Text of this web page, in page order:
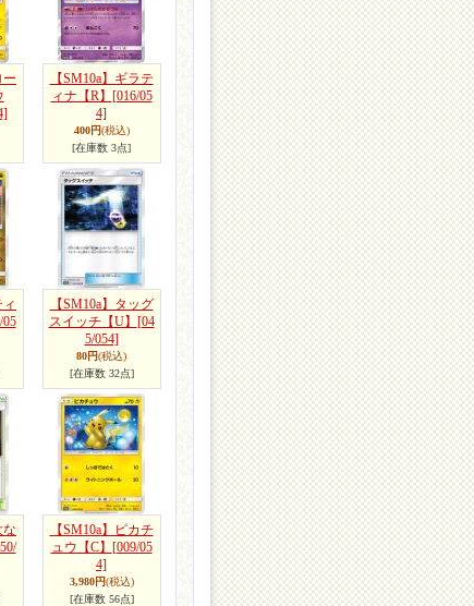
ー
【SM10a】ギラテ
ィナ【R】
[016/05
4]
400円(税込)
[在庫数 3点]
ィ
05
【SM10a】タッグ
スイッチ【U】
[04
5/054]
80円(税込)
[在庫数 32点]
な
【SM10a】ピカチ
ュウ【C】
[009/05
4]
3,980円(税込)
[在庫数 56点]